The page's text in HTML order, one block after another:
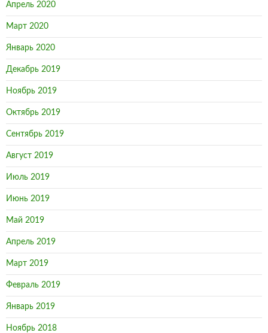
Апрель 2020
Март 2020
Январь 2020
Декабрь 2019
Ноябрь 2019
Октябрь 2019
Сентябрь 2019
Август 2019
Июль 2019
Июнь 2019
Май 2019
Апрель 2019
Март 2019
Февраль 2019
Январь 2019
Ноябрь 2018